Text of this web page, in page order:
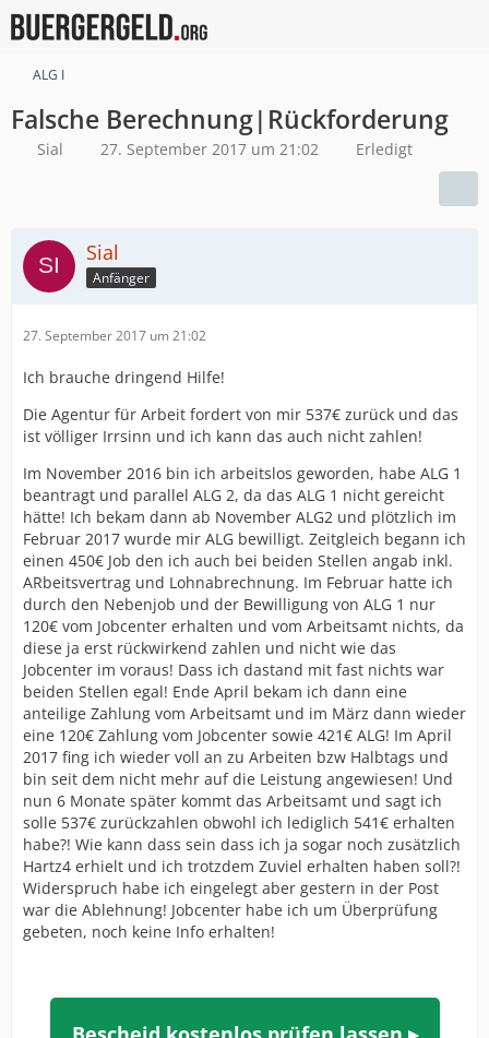
ALG I
Falsche Berechnung|Rückforderung
Sial 27. September 2017 um 21:02 Erledigt
Sial
Anfänger
27. September 2017 um 21:02
Ich brauche dringend Hilfe!
Die Agentur für Arbeit fordert von mir 537€ zurück und das
ist völliger Irrsinn und ich kann das auch nicht zahlen!
Im November 2016 bin ich arbeitslos geworden, habe ALG 1
beantragt und parallel ALG 2, da das ALG 1 nicht gereicht
hätte! Ich bekam dann ab November ALG2 und plötzlich im
Februar 2017 wurde mir ALG bewilligt. Zeitgleich begann ich
einen 450€ Job den ich auch bei beiden Stellen angab inkl.
ARbeitsvertrag und Lohnabrechnung. Im Februar hatte ich
durch den Nebenjob und der Bewilligung von ALG 1 nur
120€ vom Jobcenter erhalten und vom Arbeitsamt nichts, da
diese ja erst rückwirkend zahlen und nicht wie das
Jobcenter im voraus! Dass ich dastand mit fast nichts war
beiden Stellen egal! Ende April bekam ich dann eine
anteilige Zahlung vom Arbeitsamt und im März dann wieder
eine 120€ Zahlung vom Jobcenter sowie 421€ ALG! Im April
2017 fing ich wieder voll an zu Arbeiten bzw Halbtags und
bin seit dem nicht mehr auf die Leistung angewiesen! Und
nun 6 Monate später kommt das Arbeitsamt und sagt ich
solle 537€ zurückzahlen obwohl ich lediglich 541€ erhalten
habe?! Wie kann dass sein dass ich ja sogar noch zusätzlich
Hartz4 erhielt und ich trotzdem Zuviel erhalten haben soll?!
Widerspruch habe ich eingelegt aber gestern in der Post
war die Ablehnung! Jobcenter habe ich um Überprüfung
gebeten, noch keine Info erhalten!